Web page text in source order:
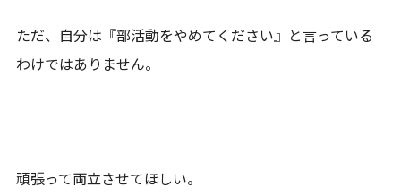
ただ、自分は『部活動をやめてください』と言っている
わけではありません。
頑張って両立させてほしい。